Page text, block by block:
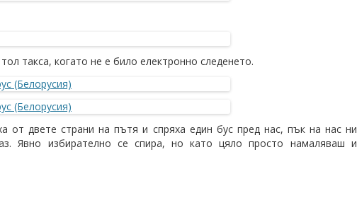
такса, когато не е било електронно следенето.
от двете страни на пътя и спряха един бус пред нас, пък на нас ни
Явно избирателно се спира, но като цяло просто намаляваш и